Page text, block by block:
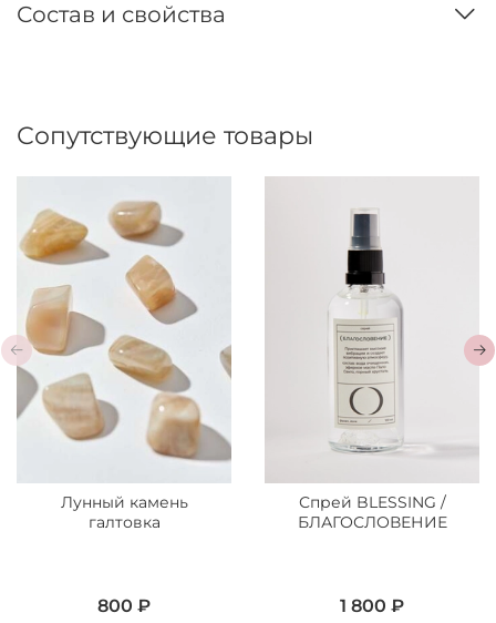
Состав и свойства
Сопутствующие товары
Лунный камень
галтовка
800 ₽
Спрей BLESSING /
БЛАГОСЛОВЕНИЕ
1 800 ₽